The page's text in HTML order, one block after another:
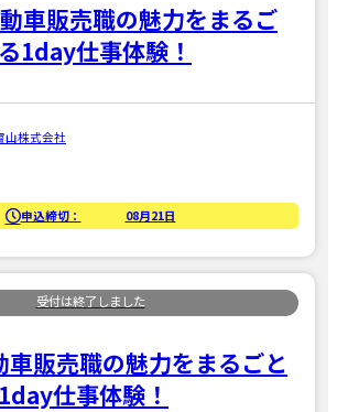
車販売職の魅力をまるご
1day仕事体験！
山株式会社
申込締切： 08月21日
車販売職の魅力をまるごと
仕事体験！